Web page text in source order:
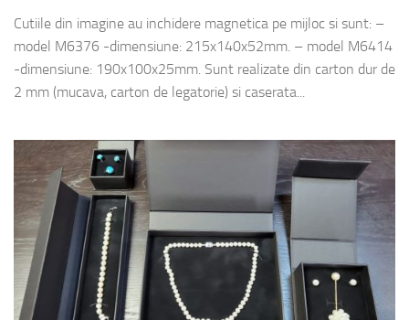
Cutiile din imagine au inchidere magnetica pe mijloc si sunt: –
model M6376 -dimensiune: 215x140x52mm. – model M6414
-dimensiune: 190x100x25mm. Sunt realizate din carton dur de
2 mm (mucava, carton de legatorie) si caserata...